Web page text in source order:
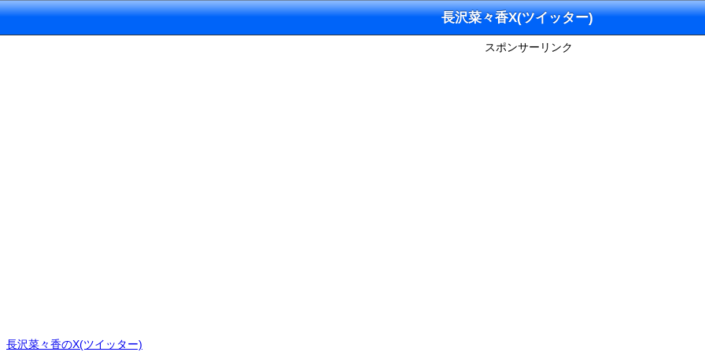
長沢菜々香X(ツイッター)
スポンサーリンク
長沢菜々香のX(ツイッター)